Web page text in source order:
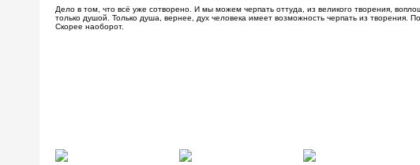
Дело в том, что всё уже сотворено. И мы можем черпать оттуда, из великого творения,
только душой. Только душа, вернее, дух человека имеет возможность черпать из творения.
Скорее наоборот.